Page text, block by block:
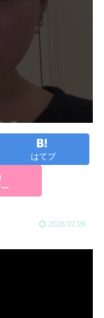
はてブ
2026.07.09